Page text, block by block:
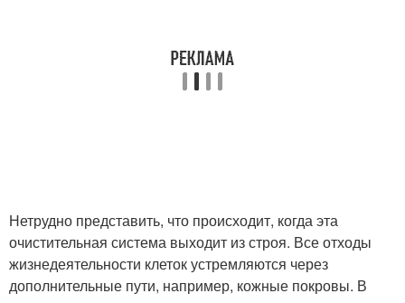
Нетрудно представить, что происходит, когда эта
очистительная система выходит из строя. Все отходы
жизнедеятельности клеток устремляются через
дополнительные пути, например, кожные покровы. В